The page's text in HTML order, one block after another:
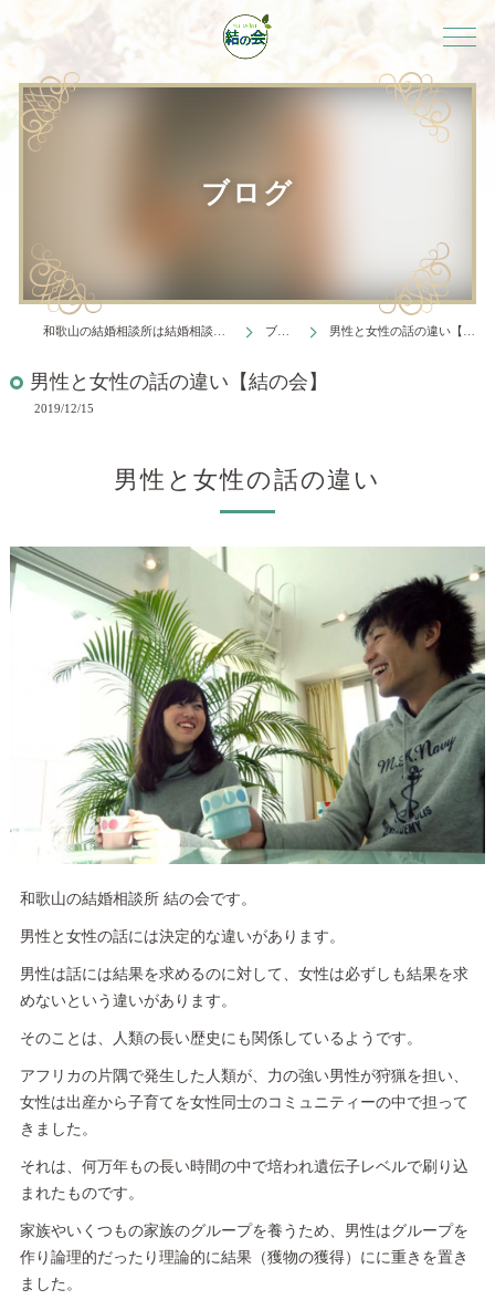
ブログ
ブログ 男性と女性の話の違い【結の会】
男性と女性の話の違い【結の会】
2019/12/15
男性と女性の話の違い
和歌山の結婚相談所 結の会です。
男性と女性の話には決定的な違いがあります。
男性は話には結果を求めるのに対して、女性は必ずしも結果を求
めないという違いがあります。
そのことは、人類の長い歴史にも関係しているようです。
アフリカの片隅で発生した人類が、力の強い男性が狩猟を担い、
女性は出産から子育てを女性同士のコミュニティーの中で担って
きました。
それは、何万年もの長い時間の中で培われ遺伝子レベルで刷り込
まれたものです。
家族やいくつもの家族のグループを養うため、男性はグループを
作り論理的だったり理論的に結果（獲物の獲得）にに重きを置き
ました。